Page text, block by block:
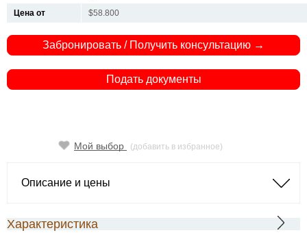
Цена от
$58.800
Забронировать / Получить консультацию →
Подать документы
Мой выбор (добавить в избранное)
Описание и цены
Характеристика